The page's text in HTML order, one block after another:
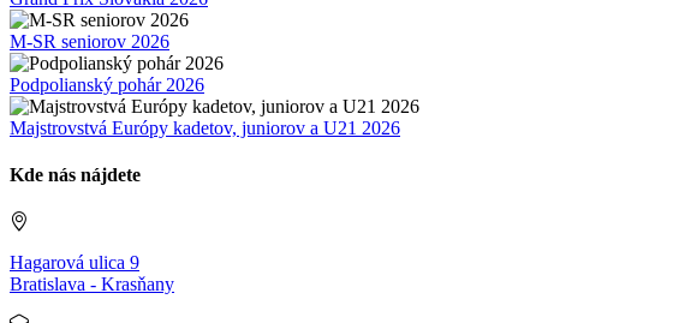
M-SR seniorov 2026
Podpolianský pohár 2026
Majstrovstvá Európy kadetov, juniorov a U21 2026
Kde nás nájdete
Hagarová ulica 9
Bratislava - Krasňany